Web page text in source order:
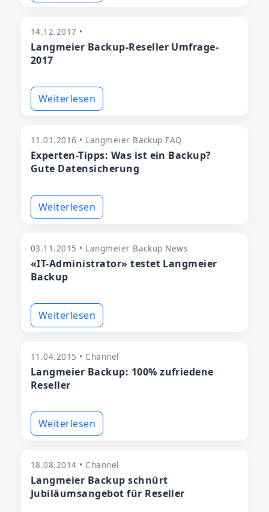
14.12.2017 •
Langmeier Backup-Reseller Umfrage-
2017
Weiterlesen
11.01.2016 • Langmeier Backup FAQ
Experten-Tipps: Was ist ein Backup?
Gute Datensicherung
Weiterlesen
03.11.2015 • Langmeier Backup News
«IT-Administrator» testet Langmeier
Backup
Weiterlesen
11.04.2015 • Channel
Langmeier Backup: 100% zufriedene
Reseller
Weiterlesen
18.08.2014 • Channel
Langmeier Backup schnürt
Jubiläumsangebot für Reseller